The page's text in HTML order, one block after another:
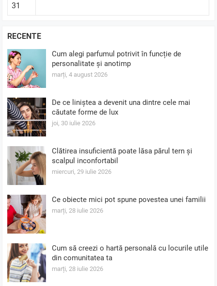
31
RECENTE
Cum alegi parfumul potrivit în funcție de
personalitate și anotimp
marți, 4 august 2026
De ce liniștea a devenit una dintre cele mai
căutate forme de lux
joi, 30 iulie 2026
Clătirea insuficientă poate lăsa părul tern și
scalpul inconfortabil
miercuri, 29 iulie 2026
Ce obiecte mici pot spune povestea unei familii
marți, 28 iulie 2026
Cum să creezi o hartă personală cu locurile utile
din comunitatea ta
marți, 28 iulie 2026